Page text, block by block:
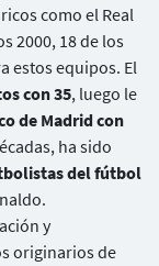
como el Real
2000, 18 de los
estos equipos. El
con 35, luego le
de Madrid con
ha sido
del fútbol
y
originarios de